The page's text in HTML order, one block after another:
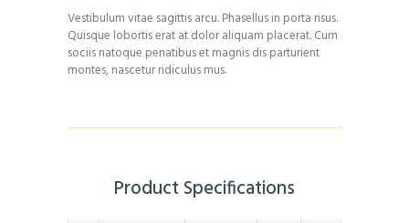
Vestibulum vitae sagittis arcu. Phasellus in porta risus.
Quisque lobortis erat at dolor aliquam placerat. Cum
sociis natoque penatibus et magnis dis parturient
montes, nascetur ridiculus mus.
Product Specifications